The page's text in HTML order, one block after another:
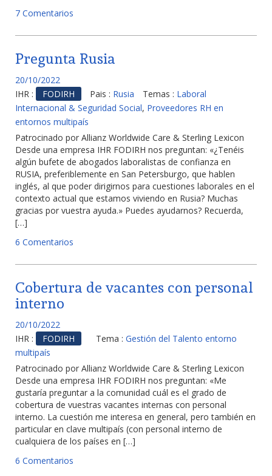
7 Comentarios
Pregunta Rusia
20/10/2022
IHR :
FODIRH Pais : Rusia Temas : Laboral
Internacional & Seguridad Social, Proveedores RH en
entornos multipaís
Patrocinado por Allianz Worldwide Care & Sterling Lexicon
Desde una empresa IHR FODIRH nos preguntan: «¿Tenéis
algún bufete de abogados laboralistas de confianza en
RUSIA, preferiblemente en San Petersburgo, que hablen
inglés, al que poder dirigirnos para cuestiones laborales en el
contexto actual que estamos viviendo en Rusia? Muchas
gracias por vuestra ayuda.» Puedes ayudarnos? Recuerda,
[…]
6 Comentarios
Cobertura de vacantes con personal
interno
20/10/2022
IHR :
FODIRH Tema : Gestión del Talento entorno
multipaís
Patrocinado por Allianz Worldwide Care & Sterling Lexicon
Desde una empresa IHR FODIRH nos preguntan: «Me
gustaría preguntar a la comunidad cuál es el grado de
cobertura de vuestras vacantes internas con personal
interno. La cuestión me interesa en general, pero también en
particular en clave multipaís (con personal interno de
cualquiera de los países en […]
6 Comentarios